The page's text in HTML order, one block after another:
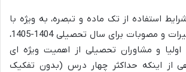
استفاده از تک ماده و تبصره، به ویژه با
توجه به آخرین تغییرات و مصوبات برای سال تحصیلی 1404-1405،
اولیا و مشاوران تحصیلی از اهمیت ویژه ای
از اینکه حداکثر چهار درس (بدون تفکیک